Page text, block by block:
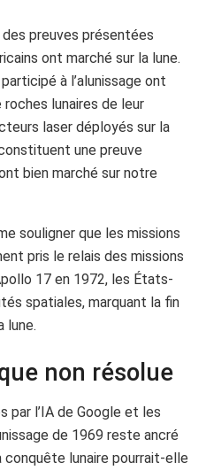
preuves présentées
ont marché sur la lune.
à l’alunissage ont
lunaires de leur
laser déployés sur la
une preuve
bien marché sur notre
souligner que les missions
pris le relais des missions
17 en 1972, les États-
spatiales, marquant la fin
lune.
non résolue
par l’IA de Google et les
de 1969 reste ancré
conquête lunaire pourrait-elle